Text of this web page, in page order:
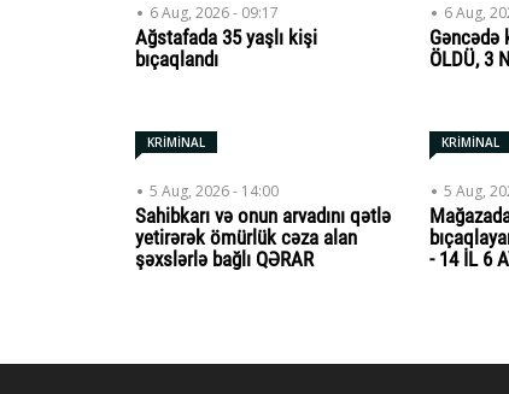
6 Aug, 2026 - 09:17
Ağstafada 35 yaşlı kişi
bıçaqlandı
6 Aug,
Gəncədə
ÖLDÜ, 3
KRİMİNAL
5 Aug, 2026 - 14:00
Sahibkarı və onun arvadını qətlə
yetirərək ömürlük cəza alan
şəxslərlə bağlı QƏRAR
KRİMİNAL
5 Aug,
- 14 İL 6